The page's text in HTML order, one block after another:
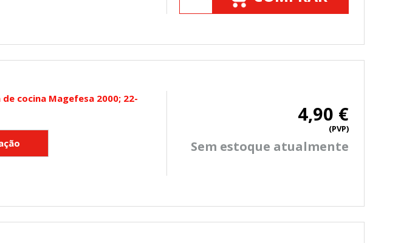
cocina Magefesa 2000; 22-
4,90 €
(PVP)
Sem estoque atualmente
al pie de la página. También puedes consultar nuestra